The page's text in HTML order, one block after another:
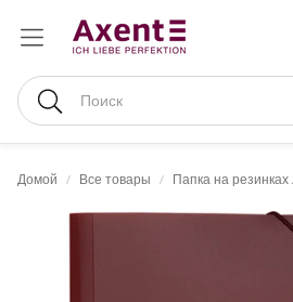
Поиск
Домой Все товары Папка на резинках